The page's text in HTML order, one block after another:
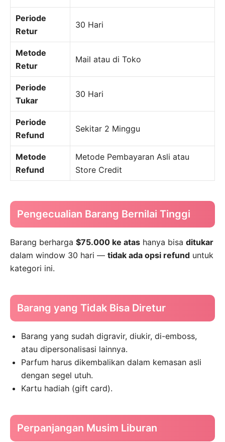
Periode
Retur
30 Hari
Metode
Retur
Mail atau di Toko
Periode
Tukar
30 Hari
Periode
Refund
Sekitar 2 Minggu
Metode
Refund
Metode Pembayaran Asli atau
Store Credit
Pengecualian Barang Bernilai Tinggi
Barang berharga $75.000 ke atas hanya bisa ditukar
dalam window 30 hari — tidak ada opsi refund untuk
kategori ini.
Barang yang Tidak Bisa Diretur
Barang yang sudah digravir, diukir, di-emboss,
atau dipersonalisasi lainnya.
Parfum harus dikembalikan dalam kemasan asli
dengan segel utuh.
Kartu hadiah (gift card).
Perpanjangan Musim Liburan